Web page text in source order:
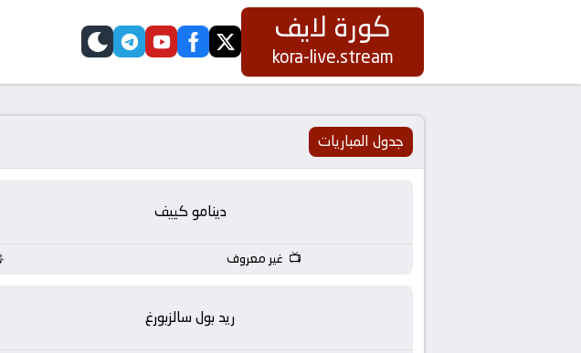
كورة
لايف
كورة لايف
kora-live.stream
twitter
facebook
youtube
telegram
skin
جدول المباريات
دينامو كييف
غير معروف
ريد بول سالزبورغ